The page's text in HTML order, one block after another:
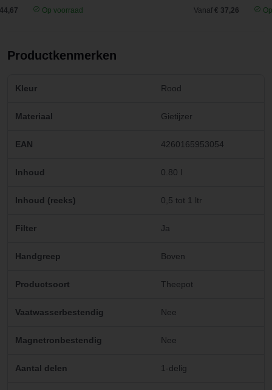
Op voorraad
Vanaf € 37,26
Productkenmerken
Kleur Rood
Materiaal Gietijzer
EAN 4260165953054
Inhoud 0.80 l
Inhoud (reeks) 0,5 tot 1 ltr
Filter Ja
Handgreep Boven
Productsoort Theepot
Vaatwasserbestendig Nee
Magnetronbestendig Nee
Aantal delen 1-delig